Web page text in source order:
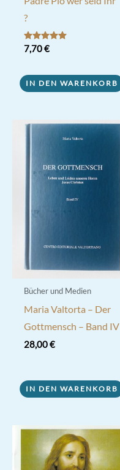
?
Bewertet mit
5.00
7,70€
IN DEN WARENKORB
Bücher und Medien
Maria Valtorta – Der
Gottmensch – Band IV
28,00€
IN DEN WARENKORB